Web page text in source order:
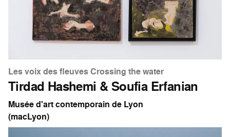
Les voix des fleuves Crossing the water
Tirdad Hashemi & Soufia Erfanian
Musée d'art contemporain de Lyon
(macLyon)